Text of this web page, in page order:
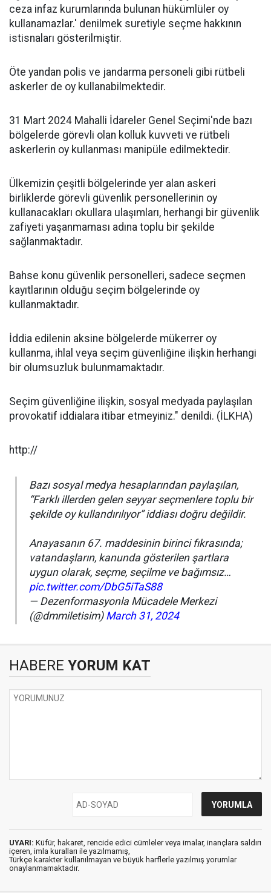
ceza infaz kurumlarında bulunan hükümlüler oy
kullanamazlar.' denilmek suretiyle seçme hakkının
istisnaları gösterilmiştir.
Öte yandan polis ve jandarma personeli gibi rütbeli
askerler de oy kullanabilmektedir.
31 Mart 2024 Mahalli İdareler Genel Seçimi'nde bazı
bölgelerde görevli olan kolluk kuvveti ve rütbeli
askerlerin oy kullanması manipüle edilmektedir.
Ülkemizin çeşitli bölgelerinde yer alan askeri
birliklerde görevli güvenlik personellerinin oy
kullanacakları okullara ulaşımları, herhangi bir güvenlik
zafiyeti yaşanmaması adına toplu bir şekilde
sağlanmaktadır.
Bahse konu güvenlik personelleri, sadece seçmen
kayıtlarının olduğu seçim bölgelerinde oy
kullanmaktadır.
İddia edilenin aksine bölgelerde mükerrer oy
kullanma, ihlal veya seçim güvenliğine ilişkin herhangi
bir olumsuzluk bulunmamaktadır.
Seçim güvenliğine ilişkin, sosyal medyada paylaşılan
provokatif iddialara itibar etmeyiniz." denildi. (İLKHA)
http://
Bazı sosyal medya hesaplarından paylaşılan,
“Farklı illerden gelen seyyar seçmenlere toplu bir
şekilde oy kullandırılıyor” iddiası doğru değildir.
Anayasanın 67. maddesinin birinci fıkrasında;
vatandaşların, kanunda gösterilen şartlara
uygun olarak, seçme, seçilme ve bağımsız…
pic.twitter.com/DbG5iTaS88
— Dezenformasyonla Mücadele Merkezi
(@dmmiletisim) March 31, 2024
HABERE YORUM KAT
UYARI: Küfür, hakaret, rencide edici cümleler veya imalar, inançlara saldırı
içeren, imla kuralları ile yazılmamış,
Türkçe karakter kullanılmayan ve büyük harflerle yazılmış yorumlar
onaylanmamaktadır.